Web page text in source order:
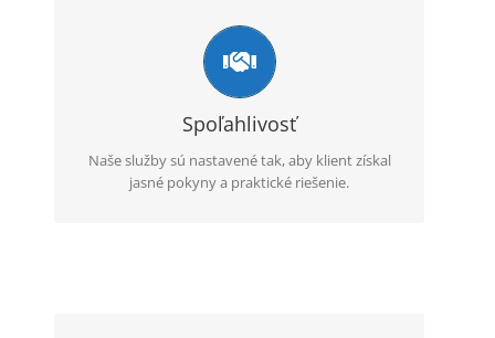
Spoľahlivosť
Naše služby sú nastavené tak, aby klient získal
jasné pokyny a praktické riešenie.
Komplexný servis
Okrem apostily zabezpečujeme aj úradné
preklady, legalizačné úkony, nostrifikácie,
aprobácie a pomoc pri získaní originálov
dokumentov.